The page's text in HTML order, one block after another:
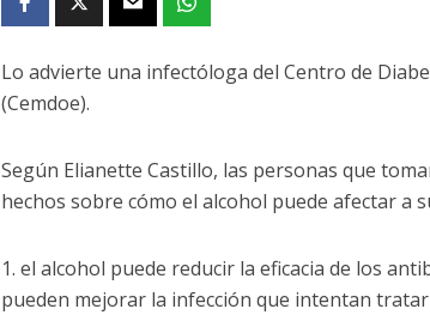
Lo advierte una infectóloga del Centro de
(Cemdoe).
Según Elianette Castillo, las personas que
hechos sobre cómo el alcohol puede afectar a
1. el alcohol puede reducir la eficacia de los
pueden mejorar la infección que intentan tratar